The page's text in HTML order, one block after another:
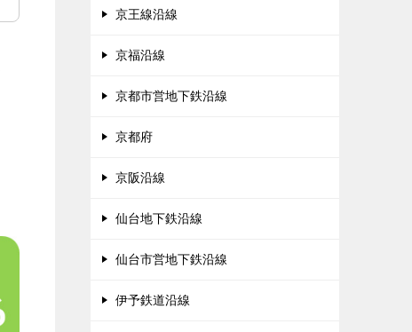
京王線沿線
京福沿線
京都市営地下鉄沿線
京都府
京阪沿線
仙台地下鉄沿線
仙台市営地下鉄沿線
伊予鉄道沿線